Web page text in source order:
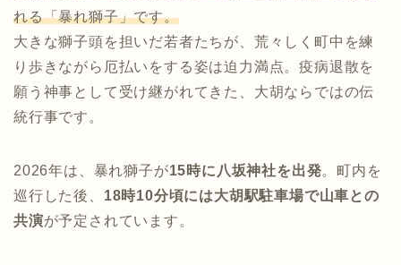
れる「暴れ獅子」です。
大きな獅子頭を担いだ若者たちが、荒々しく町中を練
り歩きながら厄払いをする姿は迫力満点。疫病退散を
願う神事として受け継がれてきた、大胡ならではの伝
統行事です。
2026年は、暴れ獅子が15時に八坂神社を出発。町内を
巡行した後、 18時10分頃には大胡駅駐車場で山車との
共演が予定されています。